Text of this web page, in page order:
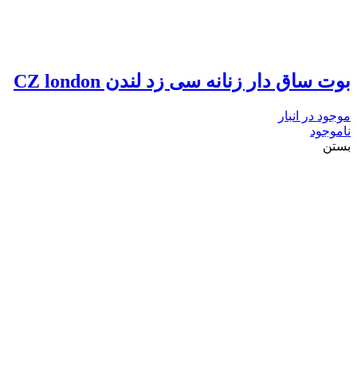
بوت ساق دار زنانه سی زد لندن CZ london
موجود در انبار
ناموجود
بستن